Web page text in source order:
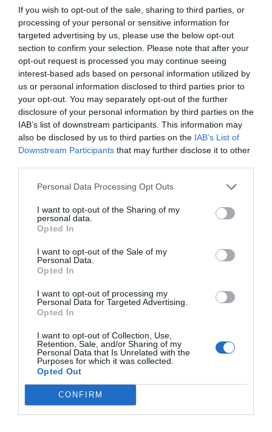
If you wish to opt-out of the sale, sharing to third parties, or
processing of your personal or sensitive information for
targeted advertising by us, please use the below opt-out
section to confirm your selection. Please note that after your
opt-out request is processed you may continue seeing
interest-based ads based on personal information utilized by
us or personal information disclosed to third parties prior to
your opt-out. You may separately opt-out of the further
disclosure of your personal information by third parties on the
IAB’s list of downstream participants. This information may
also be disclosed by us to third parties on the IAB’s List of
Downstream Participants that may further disclose it to other
Personal Data Processing Opt Outs
I want to opt-out of the Sharing of my
personal data.
Opted In
I want to opt-out of the Sale of my
Personal Data.
Opted In
I want to opt-out of processing my
Personal Data for Targeted Advertising.
Opted In
I want to opt-out of Collection, Use,
Retention, Sale, and/or Sharing of my
Personal Data that Is Unrelated with the
Purposes for which it was collected.
Opted Out
CONFIRM
Tags
transmisiones de farmacia fallecimiento
farmaconsulting transacciones
Otras noticias destacadas
titularidad ganancial
GESTIÓN 360
Félix Ángel Fernández Lucas
Félix Ángel Fernández Lucas
GESTIÓN 360
Félix Ángel Fernández Lucas
18/03/2022
Destacados